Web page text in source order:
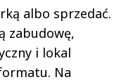
albo sprzedać.
zabudowę,
i lokal
Na